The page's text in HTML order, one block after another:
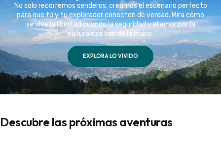
No solo recorremos senderos, creamos el escenario perfecto
para que tú y tu explorador conecten de verdad. Mira cómo
se vive la libertad cuando la seguridad y el amor por la
naturaleza van de la mano.
EXPLORA LO VIVIDO
Descubre las próximas aventuras